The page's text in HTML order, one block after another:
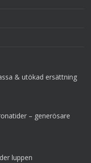
& utökad ersättning
– generösare
luppen